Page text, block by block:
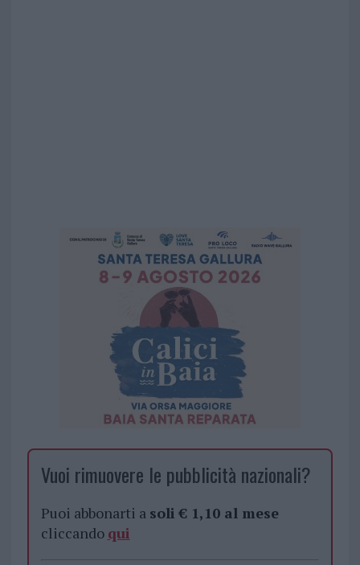
Vuoi rimuovere le pubblicità nazionali?
Puoi abbonarti a soli € 1,10 al mese
cliccando qui